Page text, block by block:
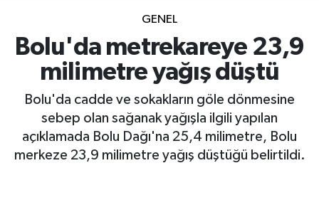
GENEL
Bolu'da metrekareye 23,9
milimetre yağış düştü
Bolu'da cadde ve sokakların göle dönmesine
sebep olan sağanak yağışla ilgili yapılan
açıklamada Bolu Dağı'na 25,4 milimetre, Bolu
merkeze 23,9 milimetre yağış düştüğü belirtildi.